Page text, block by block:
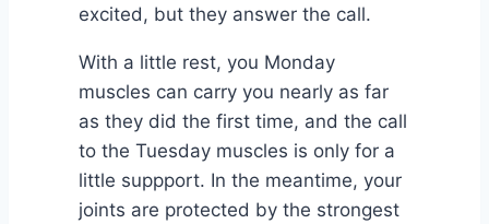
excited, but they answer the call.
With a little rest, you Monday
muscles can carry you nearly as far
as they did the first time, and the call
to the Tuesday muscles is only for a
little suppport. In the meantime, your
joints are protected by the strongest